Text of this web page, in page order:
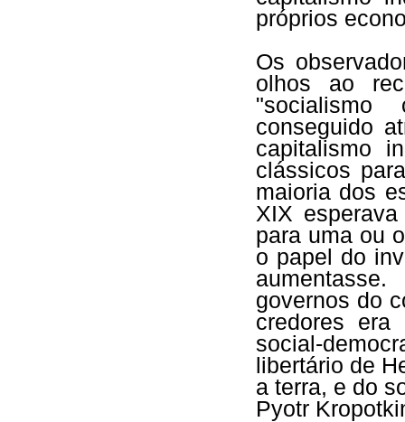
próprios
Os
olhos ao
"socialismo
conseguido
capitalismo
clássicos
maioria dos
XIX
para uma ou
o papel do
governos do
credores era
social-
libertário de
a terra, e do
Pyotr